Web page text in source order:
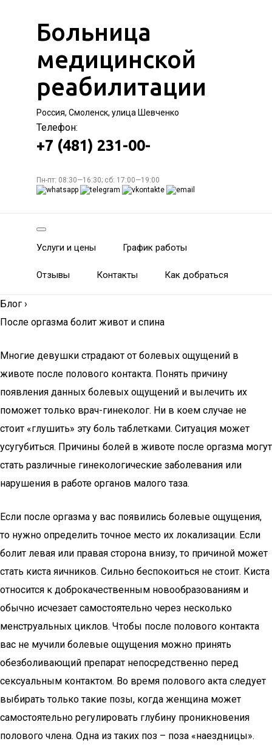
Больница
медицинской
реабилитации
Россия, Смоленск, улица Шевченко
Телефон:
+7 (481) 231-00-
Пн-пт: 08:30—16:30; сб: 17:00—19:00
Услуги и цены График работы
Отзывы Контакты Как добраться
Блог ›
После оргазма болит живот и спина
Многие девушки страдают от болевых ощущений в
животе после полового контакта. Понять причину
появления данных болевых ощущений и вылечить их
поможет только врач-гинеколог. Ни в коем случае не
стоит «глушить» эту боль таблетками. Ситуация может
усугубиться. Причины болей в животе после оргазма могут
стать различные гинекологические заболевания или
нарушения в работе органов малого таза.
Если после оргазма у вас появились болевые ощущения,
то нужно определить точное место их локализации. Если
болит левая или правая сторона внизу, то причиной может
стать киста яичников. Сильно беспокоиться не стоит. Киста
относится к доброкачественным новообразованиям и
обычно исчезает самостоятельно через несколько
менструальных циклов. Чтобы после полового контакта
вас не мучили болевые ощущения можно принять
обезболивающий препарат непосредственно перед
сексуальным контактом. Во время полового акта следует
выбирать только такие позы, когда женщина может
самостоятельно регулировать глубину проникновения
полового члена. Одна из таких поз – поза «наездницы».